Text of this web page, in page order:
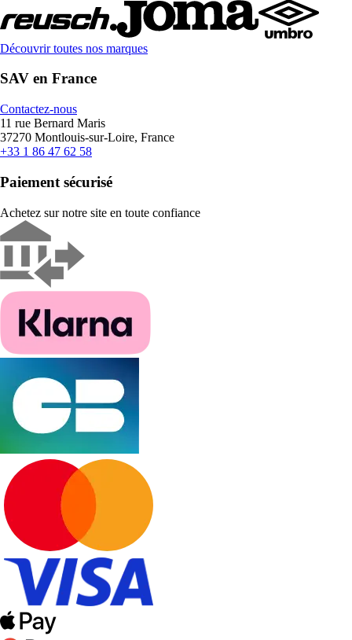
Découvrir toutes nos marques
SAV en France
Contactez-nous
11 rue Bernard Maris
37270 Montlouis-sur-Loire, France
+33 1 86 47 62 58
Paiement sécurisé
Achetez sur notre site en toute confiance